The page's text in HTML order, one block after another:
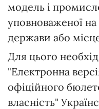
модель і
уповноваженої
держави або
Для цього
"Електронна
офіційного
власність"